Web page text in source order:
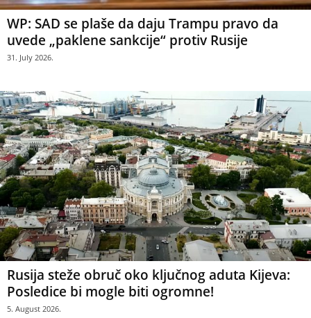
WP: SAD se plaše da daju Trampu pravo da
uvede „paklene sankcije“ protiv Rusije
31. July 2026.
Rusija steže obruč oko ključnog aduta Kijeva:
Posledice bi mogle biti ogromne!
5. August 2026.